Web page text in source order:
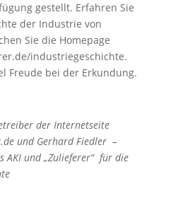
gestellt. Erfahren Sie
der Industrie von
Sie die Homepage
industriegeschichte.
Freude bei der Erkundung.
der Internetseite
und Gerhard Fiedler –
und „Zulieferer“ für die